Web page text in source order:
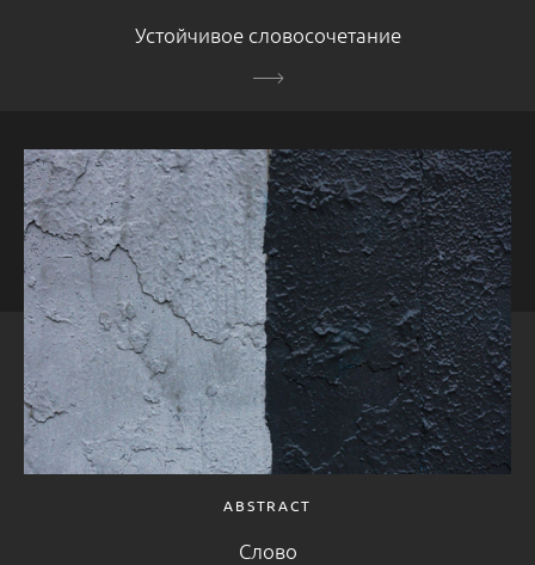
Устойчивое словосочетание
ABSTRACT
Слово